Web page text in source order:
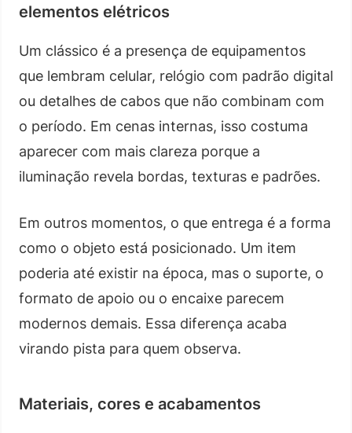
elementos elétricos
Um clássico é a presença de equipamentos
que lembram celular, relógio com padrão digital
ou detalhes de cabos que não combinam com
o período. Em cenas internas, isso costuma
aparecer com mais clareza porque a
iluminação revela bordas, texturas e padrões.
Em outros momentos, o que entrega é a forma
como o objeto está posicionado. Um item
poderia até existir na época, mas o suporte, o
formato de apoio ou o encaixe parecem
modernos demais. Essa diferença acaba
virando pista para quem observa.
Materiais, cores e acabamentos